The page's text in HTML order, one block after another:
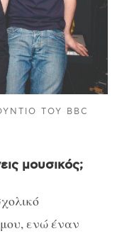
ΤΟΥ BBC
μουσικός;
ενώ έναν